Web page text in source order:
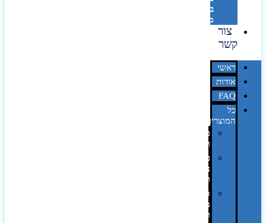
באמצעות
מדבקות
צור
קשר
ראשי
אודות
FAQ
כל
המוצרים
טכנולוגיה
וגאדג'טים
פנאי,
נופש
ונסיעות
סביבת
משרד
ופרימיום